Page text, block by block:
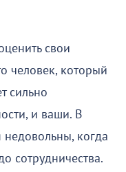
свои
человек, который
сильно
и ваши. В
недовольны, когда
сотрудничества.